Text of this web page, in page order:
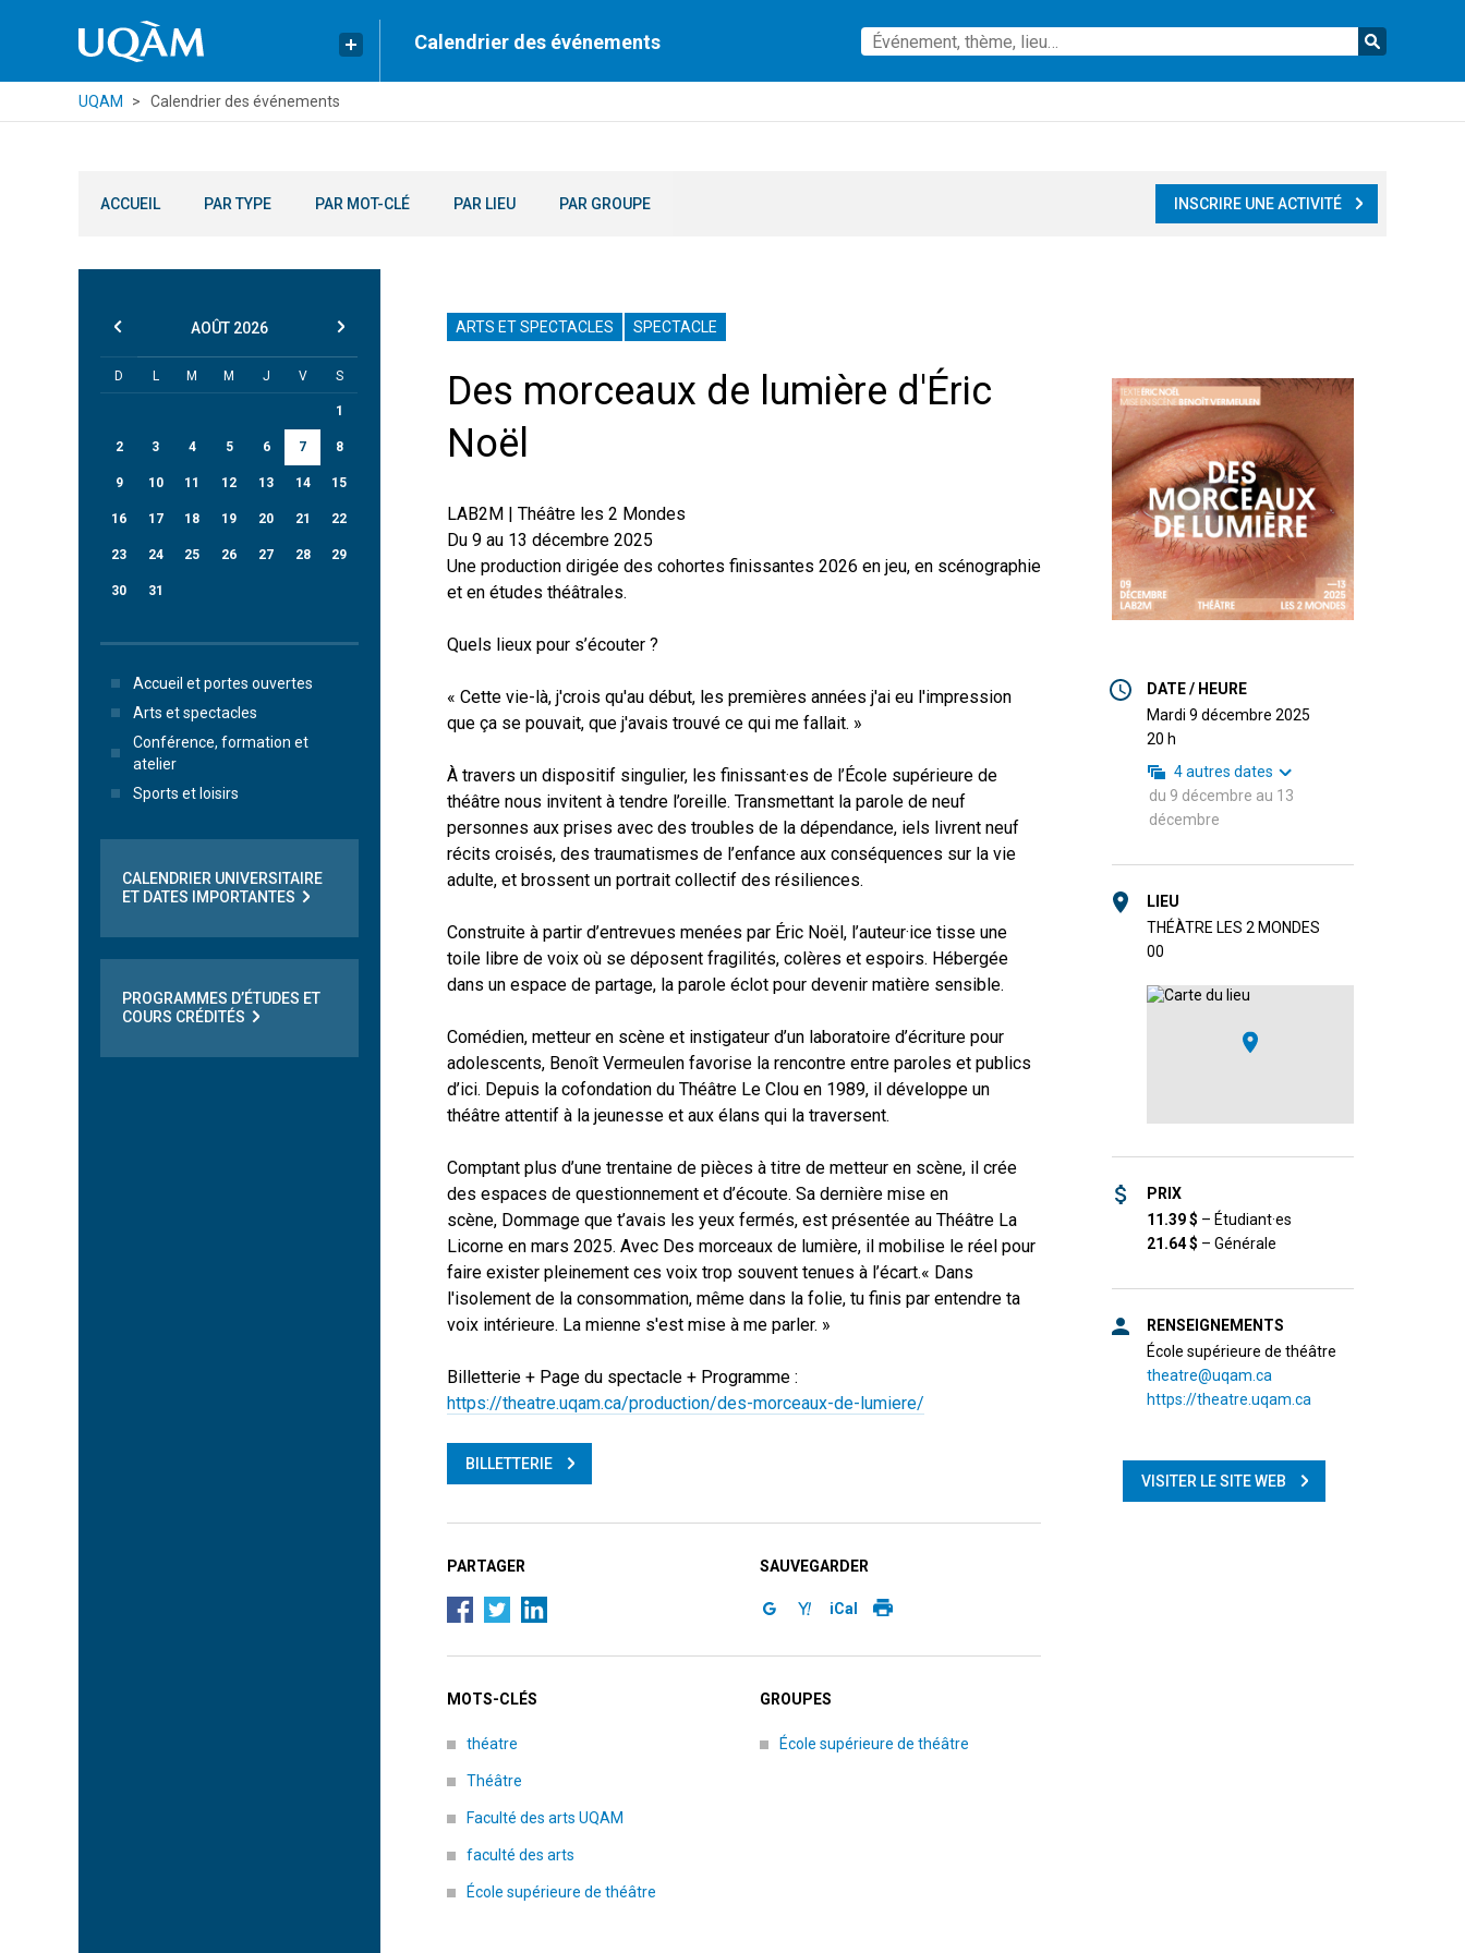
Calendrier des événements
UQAM Calendrier des événements
ACCUEIL PAR TYPE PAR MOT-CLÉ PAR LIEU PAR GROUPE INSCRIRE UNE ACTIVITÉ
ARTS ET SPECTACLES SPECTACLE
Des morceaux de lumière d'Éric
Noël
LAB2M | Théâtre les 2 Mondes
Du 9 au 13 décembre 2025
Une production dirigée des cohortes finissantes 2026 en jeu, en scénographie
et en études théâtrales.
Quels lieux pour s’écouter ?
« Cette vie-là, j'crois qu'au début, les premières années j'ai eu l'impression
que ça se pouvait, que j'avais trouvé ce qui me fallait. »
À travers un dispositif singulier, les finissant·es de l’École supérieure de
théâtre nous invitent à tendre l’oreille. Transmettant la parole de neuf
personnes aux prises avec des troubles de la dépendance, iels livrent neuf
récits croisés, des traumatismes de l’enfance aux conséquences sur la vie
adulte, et brossent un portrait collectif des résiliences.
Construite à partir d’entrevues menées par Éric Noël, l’auteur·ice tisse une
toile libre de voix où se déposent fragilités, colères et espoirs. Hébergée
dans un espace de partage, la parole éclot pour devenir matière sensible.
Comédien, metteur en scène et instigateur d’un laboratoire d’écriture pour
adolescents, Benoît Vermeulen favorise la rencontre entre paroles et publics
d’ici. Depuis la cofondation du Théâtre Le Clou en 1989, il développe un
théâtre attentif à la jeunesse et aux élans qui la traversent.
Comptant plus d’une trentaine de pièces à titre de metteur en scène, il crée
des espaces de questionnement et d’écoute. Sa dernière mise en
scène, Dommage que t’avais les yeux fermés, est présentée au Théâtre La
Licorne en mars 2025. Avec Des morceaux de lumière, il mobilise le réel pour
faire exister pleinement ces voix trop souvent tenues à l’écart.« Dans
l'isolement de la consommation, même dans la folie, tu finis par entendre ta
voix intérieure. La mienne s'est mise à me parler. »
Billetterie + Page du spectacle + Programme :
https://theatre.uqam.ca/production/des-morceaux-de-lumiere/
BILLETTERIE
DATE / HEURE
mardi 9 décembre 2025
20 h
4 autres dates
du 9 décembre au 13
décembre
LIEU
THÉÀTRE LES 2 MONDES
00
PRIX
11.39$ – Étudiant·es
21.64$ – Générale
RENSEIGNEMENTS
École supérieure de théâtre
theatre@uqam.ca
https://theatre.uqam.ca
VISITER LE SITE WEB
PARTAGER SAUVEGARDER
iCal
MOTS-CLÉS
théatre
Théâtre
Faculté des arts UQAM
faculté des arts
École supérieure de théâtre
GROUPES
École supérieure de théâtre
AOÛT 2026
D L M M J V S
1
2 3 4 5 6 7 8
9 10 11 12 13 14 15
16 17 18 19 20 21 22
23 24 25 26 27 28 29
30 31
Accueil et portes ouvertes
Arts et spectacles
Conférence, formation et
atelier
Sports et loisirs
CALENDRIER UNIVERSITAIRE
ET DATES IMPORTANTES
PROGRAMMES D’ÉTUDES ET
COURS CRÉDITÉS